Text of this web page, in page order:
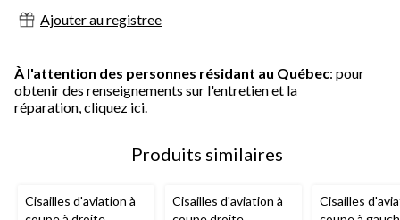
Ajouter au registree
À l'attention des personnes résidant au Québec: pour
obtenir des renseignements sur l'entretien et la
réparation,cliquez ici.
Produits similaires
Cisailles d'aviation à
Cisailles d'aviation à
Cisailles